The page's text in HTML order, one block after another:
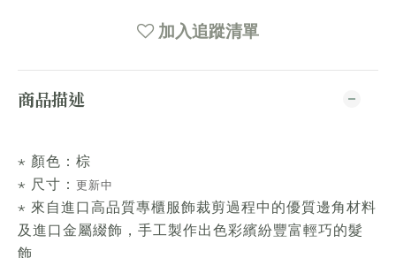
加入追蹤清單
商品描述
⋆ 顏色：棕
⋆ 尺寸： 更新中
⋆ 來自進口高品質專櫃服飾裁剪過程中的優質邊角材料
及進口金屬綴飾，手工製作出色彩繽紛豐富輕巧的髮
飾